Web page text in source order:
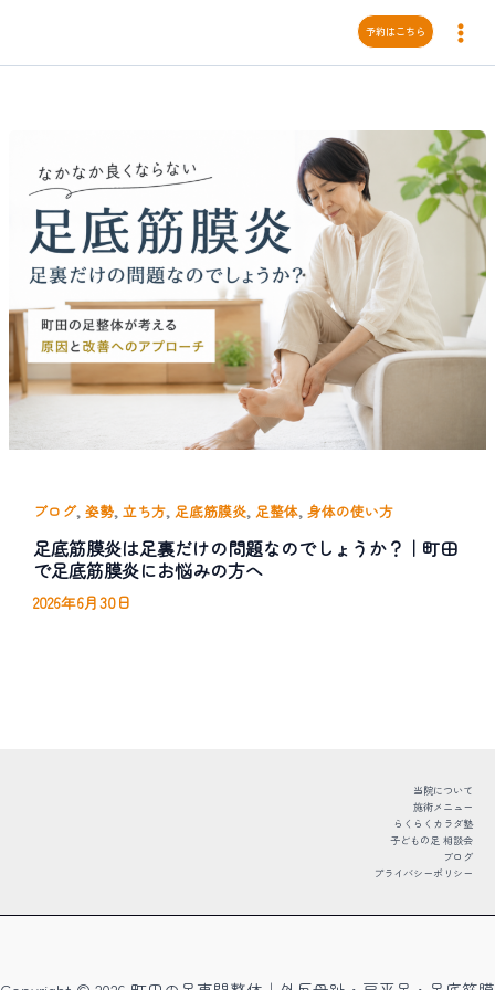
を
予約はこちら
ブログ, 姿勢, 立ち方, 足底筋膜炎, 足整体, 身体の使い方
足底筋膜炎は足裏だけの問題なのでしょうか？｜町田
で足底筋膜炎にお悩みの方へ
2026年6月30日
当院について
施術メニュー
らくらくカラダ塾
子どもの足 相談会
ブログ
プライバシーポリシー